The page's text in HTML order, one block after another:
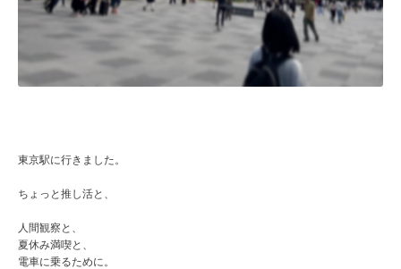
東京駅に行きました。
ちょっと推し活と、
人間観察と、
夏休み満喫と、
電車に乗るために。